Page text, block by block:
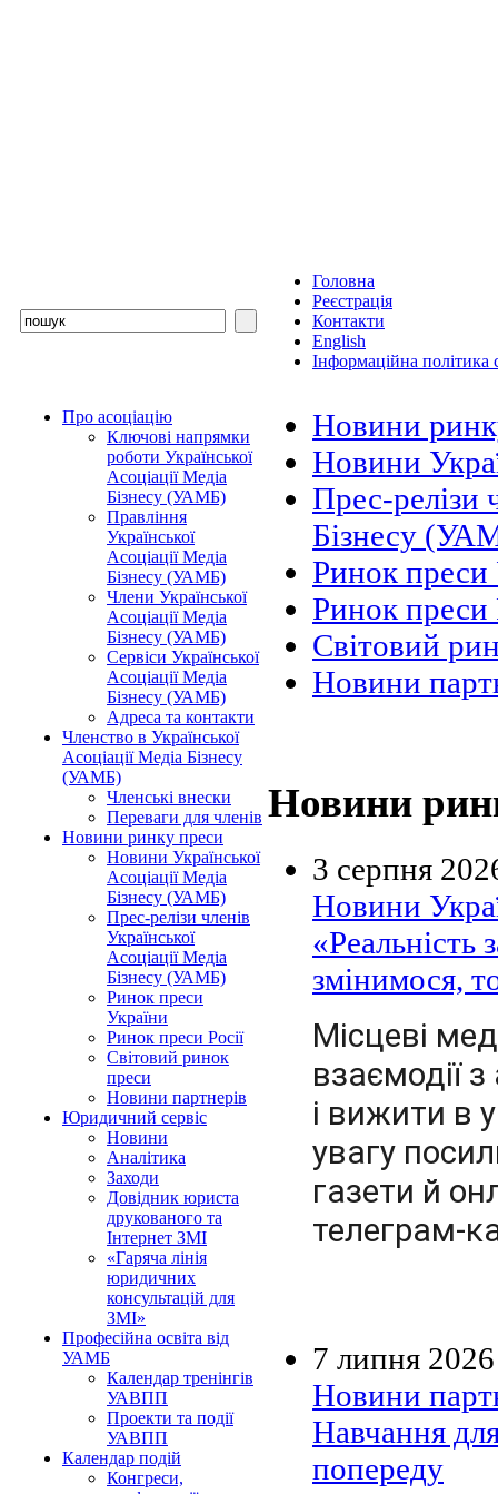
Головна
Реєстрація
Контакти
English
Інформаційна політика
Про асоціацію
Ключові напрямки
роботи Української
Асоціації Медіа
Бізнесу (УАМБ)
Правління
Української
Асоціації Медіа
Бізнесу (УАМБ)
Члени Української
Асоціації Медіа
Бізнесу (УАМБ)
Сервіси Української
Асоціації Медіа
Бізнесу (УАМБ)
Адреса та контакти
Членство в Української
Асоціації Медіа Бізнесу
(УАМБ)
Членські внески
Переваги для членів
Новини ринку преси
Новини Української
Асоціації Медіа
Бізнесу (УАМБ)
Прес-релізи членів
Української
Асоціації Медіа
Бізнесу (УАМБ)
Ринок преси
України
Ринок преси Росії
Світовий ринок
преси
Новини партнерів
Юридичний сервіс
Новини
Аналітика
Заходи
Довідник юриста
друкованого та
Інтернет ЗМІ
«Гаряча лінія
юридичних
консультацій для
ЗМІ»
Професійна освіта від
УАМБ
Календар тренінгів
УАВПП
Проекти та події
УАВПП
Календар подій
Конгреси,
Новини
Новини
Прес-релізи
Бізнесу
Ринок преси
Ринок преси
Світовий
Новини
Новини
3 серпня
Новини
«Реальність
змінимося,
Місцеві
взаємодії
і вижити в
увагу
газети й
телеграм-
7 липня 2026
Новини
Навчання
попереду